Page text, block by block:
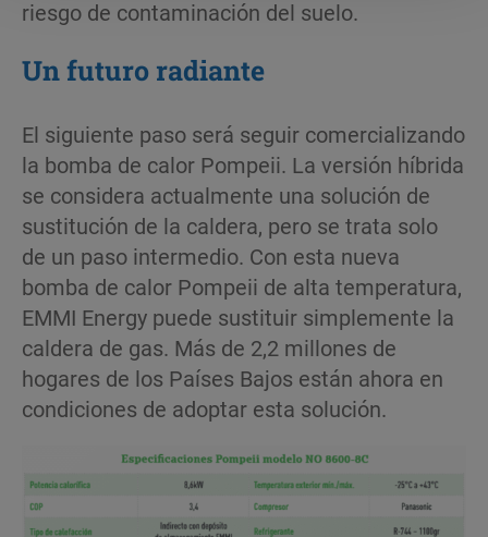
riesgo de contaminación del suelo.
Un futuro radiante
El siguiente paso será seguir comercializando
la bomba de calor Pompeii. La versión híbrida
se considera actualmente una solución de
sustitución de la caldera, pero se trata solo
de un paso intermedio. Con esta nueva
bomba de calor Pompeii de alta temperatura,
EMMI Energy puede sustituir simplemente la
caldera de gas. Más de 2,2 millones de
hogares de los Países Bajos están ahora en
condiciones de adoptar esta solución.